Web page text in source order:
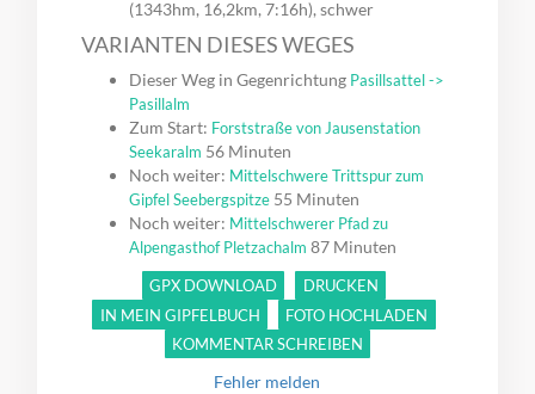
(1343hm, 16,2km, 7:16h), schwer
VARIANTEN DIESES WEGES
Dieser Weg in Gegenrichtung Pasillsattel ->
Pasillalm
Zum Start: Forststraße von Jausenstation
Seekaralm 56 Minuten
Noch weiter: Mittelschwere Trittspur zum
Gipfel Seebergspitze 55 Minuten
Noch weiter: Mittelschwerer Pfad zu
Alpengasthof Pletzachalm 87 Minuten
GPX DOWNLOAD
DRUCKEN
IN MEIN GIPFELBUCH
FOTO HOCHLADEN
KOMMENTAR SCHREIBEN
Fehler melden